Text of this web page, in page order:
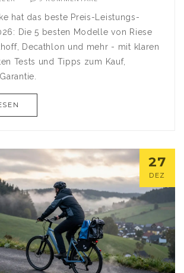
hat das beste Preis-Leistungs-
Die 5 besten Modelle von Riese
Decathlon und mehr - mit klaren
Tests und Tipps zum Kauf,
27
DEZ